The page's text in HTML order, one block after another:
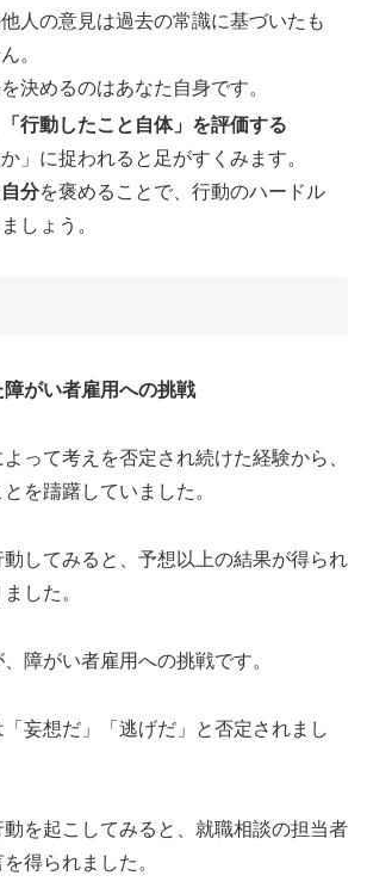
人の意見は過去の常識に基づいたも
。
決めるのはあなた自身です。
行動したこと自体」を評価する
か」に捉われると足がすくみます。
分を褒めることで、行動のハードル
しょう。
がい者雇用への挑戦
って考えを否定され続けた経験から、
を躊躇していました。
動してみると、予想以上の結果が得られ
した。
障がい者雇用への挑戦です。
妄想だ」「逃げだ」と否定されまし
動を起こしてみると、就職相談の担当者
得られました。